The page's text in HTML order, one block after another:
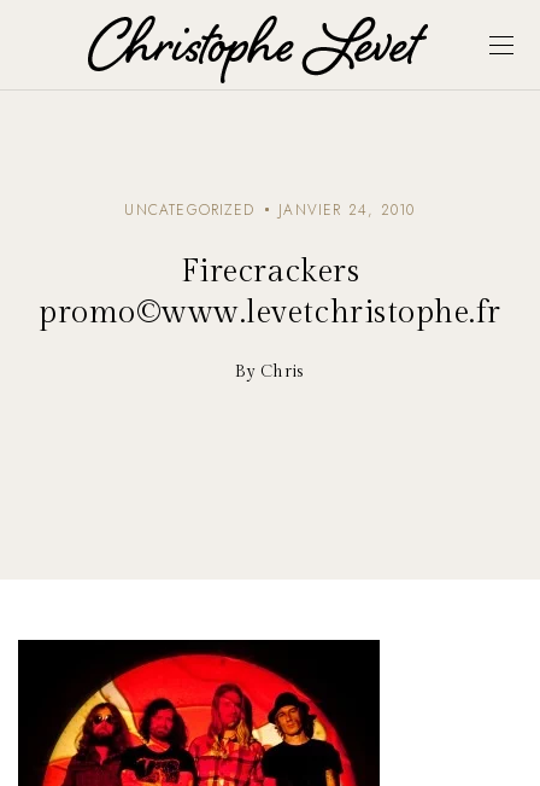
UNCATEGORIZED JANVIER 24, 2010
Firecrackers
promo©www.levetchristophe.fr
By Chris